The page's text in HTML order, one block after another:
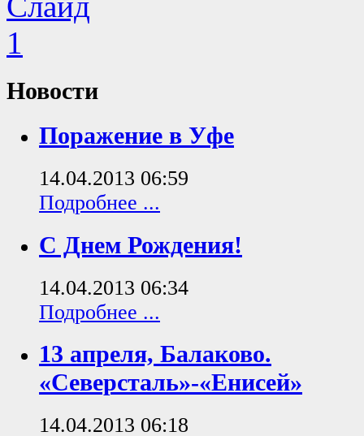
Новости
Поражение в Уфе
14.04.2013 06:59
Подробнее ...
С Днем Рождения!
14.04.2013 06:34
Подробнее ...
13 апреля, Балаково.
«Северсталь»-«Енисей»
14.04.2013 06:18